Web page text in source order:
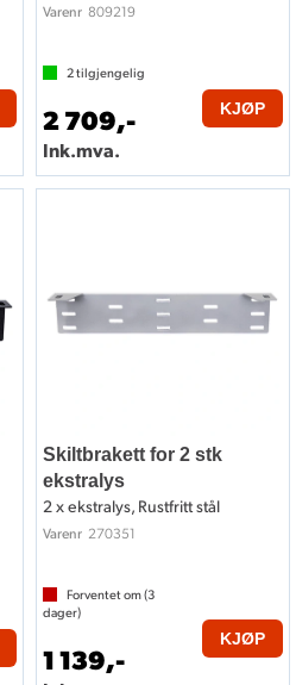
Varenr 809219
2tilgjengelig
2 709,-
Ink.mva.
KJØP
Skiltbrakett for 2 stk
ekstralys
2 x ekstralys, Rustfritt stål
Varenr 270351
Forventet om (3
dager)
1 139,-
KJØP